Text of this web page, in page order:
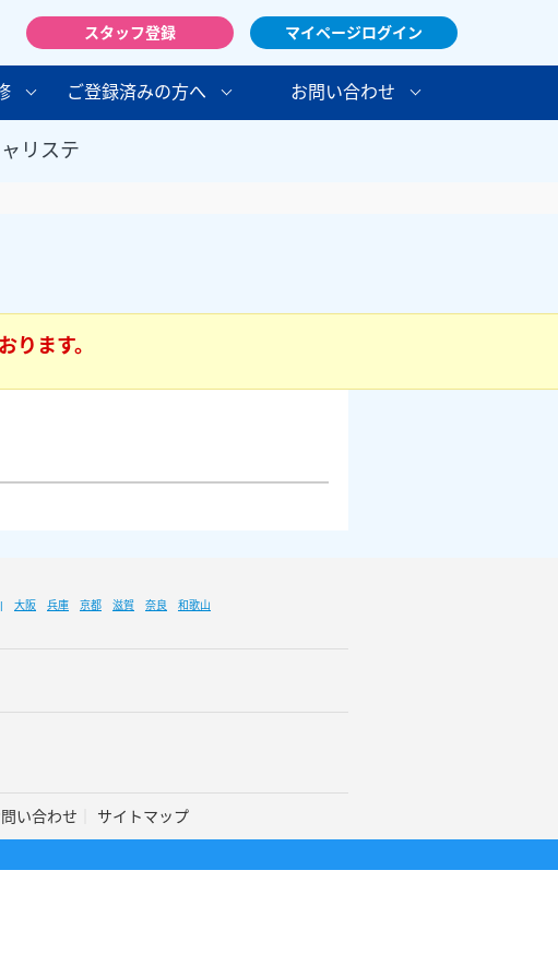
スタッフ登録 マイページログイン
ご登録済みの方へ お問い合わせ
リステ
ります。
大阪 兵庫 京都 滋賀 奈良
和歌山
い合わせ サイトマップ